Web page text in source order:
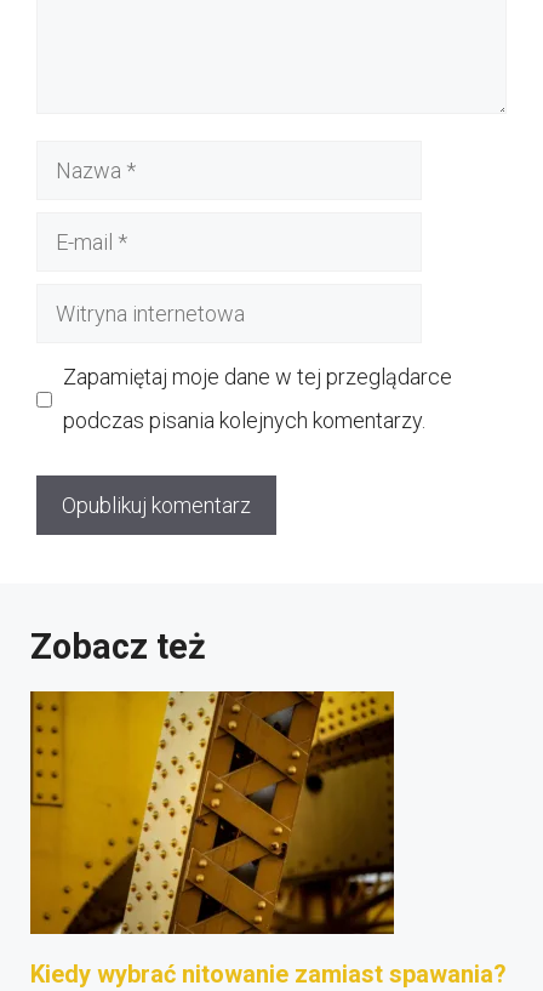
Nazwa
Witryna
Zapamiętaj moje dane w tej przeglądarce
podczas pisania kolejnych komentarzy.
Zobacz też
Kiedy wybrać nitowanie zamiast spawania?